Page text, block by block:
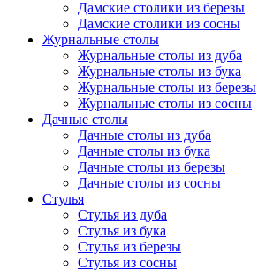
Дамские столики из березы
Дамские столики из сосны
Журнальные столы
Журнальные столы из дуба
Журнальные столы из бука
Журнальные столы из березы
Журнальные столы из сосны
Дачные столы
Дачные столы из дуба
Дачные столы из бука
Дачные столы из березы
Дачные столы из сосны
Стулья
Стулья из дуба
Стулья из бука
Стулья из березы
Стулья из сосны